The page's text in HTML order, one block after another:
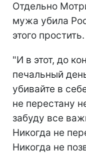
Отдельно
мужа убила
этого простить.
"И в этот, до
печальный
убивайте в
не перестану
забуду все
Никогда не
Никогда не